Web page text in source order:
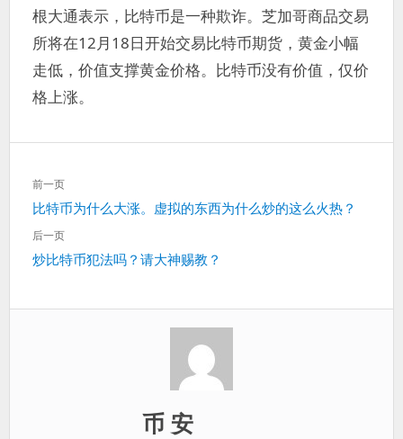
根大通表示，比特币是一种欺诈。芝加哥商品交易
所将在12月18日开始交易比特币期货，黄金小幅
走低，价值支撑黄金价格。比特币没有价值，仅价
格上涨。
文
章
导
航
前一页
上
一
比特币为什么大涨。虚拟的东西为什么炒的这么火热？
后一页
下
炒比特币犯法吗？请大神赐教？
币 安